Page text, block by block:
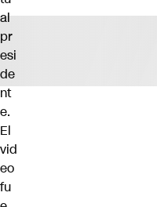
al
pr
esi
de
nt
e.
El
vid
eo
fu